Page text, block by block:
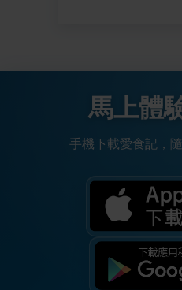
馬上體
手機下載愛食記，